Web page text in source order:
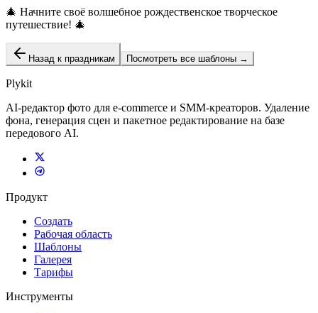
🎄 Начните своё волшебное рождественское творческое
путешествие! 🎄
Назад к праздникам Посмотреть все шаблоны →
Plykit
AI-редактор фото для e-commerce и SMM-креаторов. Удаление
фона, генерация сцен и пакетное редактирование на базе
передового AI.
Продукт
Создать
Рабочая область
Шаблоны
Галерея
Тарифы
Инструменты